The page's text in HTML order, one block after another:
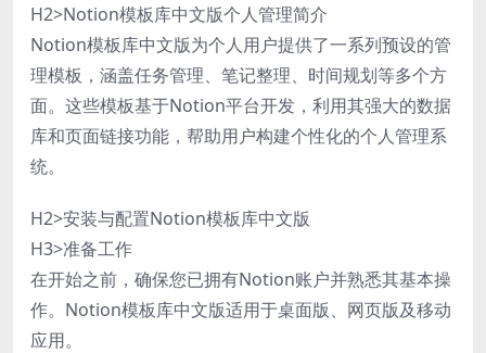
H2>Notion模板库中文版个人管理简介
Notion模板库中文版为个人用户提供了一系列预设的管
理模板，涵盖任务管理、笔记整理、时间规划等多个方
面。这些模板基于Notion平台开发，利用其强大的数据
库和页面链接功能，帮助用户构建个性化的个人管理系
统。
H2>安装与配置Notion模板库中文版
H3>准备工作
在开始之前，确保您已拥有Notion账户并熟悉其基本操
作。Notion模板库中文版适用于桌面版、网页版及移动
应用。